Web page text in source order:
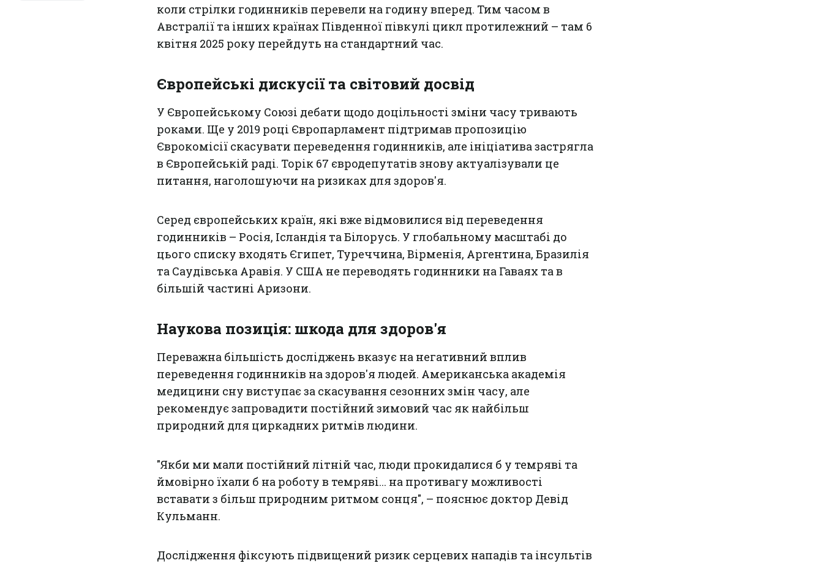
коли стрілки годинників перевели на годину вперед. Тим часом в
Австралії та інших країнах Південної півкулі цикл протилежний – там 6
квітня 2025 року перейдуть на стандартний час.
Європейські дискусії та світовий досвід
У Європейському Союзі дебати щодо доцільності зміни часу тривають
роками. Ще у 2019 році Європарламент підтримав пропозицію
Єврокомісії скасувати переведення годинників, але ініціатива застрягла
в Європейській раді. Торік 67 євродепутатів знову актуалізували це
питання, наголошуючи на ризиках для здоров'я.
Серед європейських країн, які вже відмовилися від переведення
годинників – Росія, Ісландія та Білорусь. У глобальному масштабі до
цього списку входять Єгипет, Туреччина, Вірменія, Аргентина, Бразилія
та Саудівська Аравія. У США не переводять годинники на Гаваях та в
більшій частині Аризони.
Наукова позиція: шкода для здоров'я
Переважна більшість досліджень вказує на негативний вплив
переведення годинників на здоров'я людей. Американська академія
медицини сну виступає за скасування сезонних змін часу, але
рекомендує запровадити постійний зимовий час як найбільш
природний для циркадних ритмів людини.
"Якби ми мали постійний літній час, люди прокидалися б у темряві та
ймовірно їхали б на роботу в темряві... на противагу можливості
вставати з більш природним ритмом сонця", – пояснює доктор Девід
Кульманн.
Дослідження фіксують підвищений ризик серцевих нападів та інсультів